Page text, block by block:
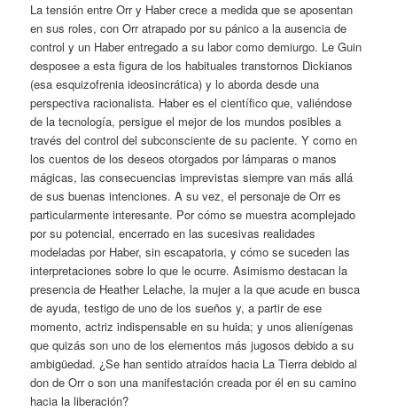
La tensión entre Orr y Haber crece a medida que se aposentan
en sus roles, con Orr atrapado por su pánico a la ausencia de
control y un Haber entregado a su labor como demiurgo. Le Guin
desposee a esta figura de los habituales transtornos Dickianos
(esa esquizofrenia ideosincrática) y lo aborda desde una
perspectiva racionalista. Haber es el científico que, valiéndose
de la tecnología, persigue el mejor de los mundos posibles a
través del control del subconsciente de su paciente. Y como en
los cuentos de los deseos otorgados por lámparas o manos
mágicas, las consecuencias imprevistas siempre van más allá
de sus buenas intenciones. A su vez, el personaje de Orr es
particularmente interesante. Por cómo se muestra acomplejado
por su potencial, encerrado en las sucesivas realidades
modeladas por Haber, sin escapatoria, y cómo se suceden las
interpretaciones sobre lo que le ocurre. Asimismo destacan la
presencia de Heather Lelache, la mujer a la que acude en busca
de ayuda, testigo de uno de los sueños y, a partir de ese
momento, actriz indispensable en su huida; y unos alienígenas
que quizás son uno de los elementos más jugosos debido a su
ambigüedad. ¿Se han sentido atraídos hacia La Tierra debido al
don de Orr o son una manifestación creada por él en su camino
hacia la liberación?